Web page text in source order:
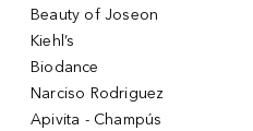
Beauty of Joseon
Kiehl’s
Biodance
Narciso Rodriguez
Apivita - Champús